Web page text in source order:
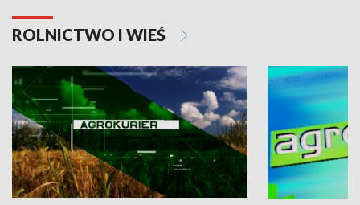
ROLNICTWO I WIEŚ